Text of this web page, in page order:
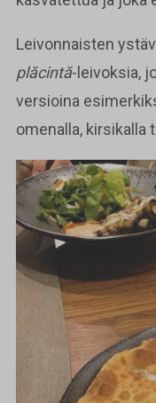
Leivonnaisten
plăcintă-leivoksia,
versioina
omenalla, kirsikalla